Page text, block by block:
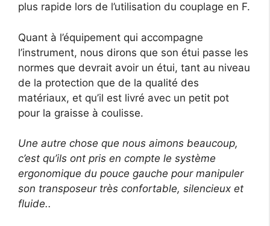
plus rapide lors de l’utilisation du couplage en F.
Quant à l’équipement qui accompagne
l’instrument, nous dirons que son étui passe les
normes que devrait avoir un étui, tant au niveau
de la protection que de la qualité des
matériaux, et qu’il est livré avec un petit pot
pour la graisse à coulisse.
Une autre chose que nous aimons beaucoup,
c’est qu’ils ont pris en compte le système
ergonomique du pouce gauche pour manipuler
son transposeur très confortable, silencieux et
fluide..